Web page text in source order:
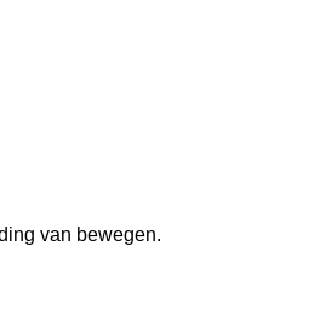
van bewegen.